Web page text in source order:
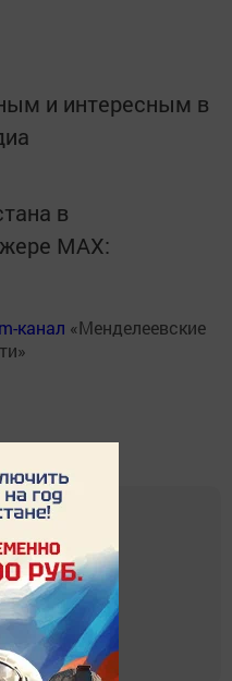
и интересным в
в
MАХ:
канал «Менделеевские
0 0